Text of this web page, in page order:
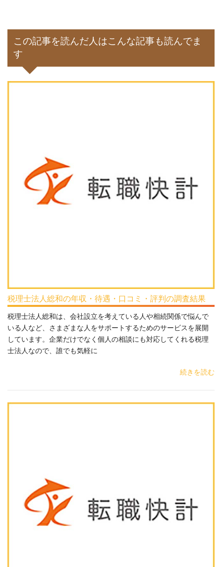
この記事を読んだ人はこんな記事も読んでま
す
税理士法人総和の年収・待遇・口コミ・評判の調査結果
税理士法人総和は、会社設立を考えている人や相続関係で悩んで
いる人など、さまざまな人をサポートするためのサービスを展開
しています。企業だけでなく個人の相談にも対応してくれる税理
士法人なので、誰でも気軽に
続きを読む